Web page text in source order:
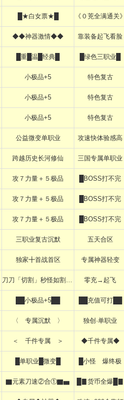
█★白女票★█ 《０茺全满通关》
◆◆神器激情◆◆ 靠装备起飞看脸
█重█温█经典█ █绿色三职业█
小极品+5 特色复古
小极品+5 特色复古
小极品+5 特色复古
公益微变单职业 攻速快体验感高
跨越历史长河修仙 三国专属单职业
攻７力量＋５极品 █BOSS打不完
攻７力量＋５极品 █BOSS打不完
攻７力量＋５极品 █BOSS打不完
三职业复古沉默 五天合区
独家╋首战首区 专属神器轻变
刀刀「切割」秒怪如割草ＸＸ 零充→起飞
██小极品+5██ ██充值可打██
〈 专属沉默 〉 独创·单职业
＜ 千件专属 ＞ ◆千件专属◆
█单职业█微变█ █小怪ゞ爆终极
▇元素刀速②合①▇▅ █▊货币全爆█▊